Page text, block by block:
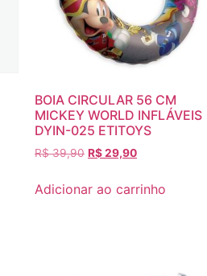
BOIA CIRCULAR 56 CM
MICKEY WORLD INFLÁVEIS
DYIN-025 ETITOYS
R$39,90 R$29,90
Adicionar ao carrinho